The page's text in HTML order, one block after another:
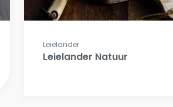
Leielander
Leielander Natuur